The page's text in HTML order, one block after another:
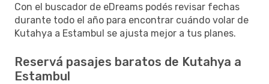
Con el buscador de eDreams podés revisar fechas
durante todo el año para encontrar cuándo volar de
Kutahya a Estambul se ajusta mejor a tus planes.
Reservá pasajes baratos de Kutahya a
Estambul